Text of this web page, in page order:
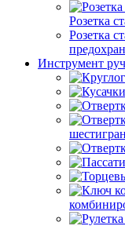
Розетка
Розетка
Инструмент